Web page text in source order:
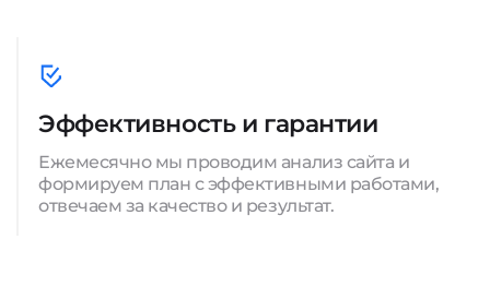
Эффективность и гарантии
Ежемесячно мы проводим анализ сайта и
формируем план с эффективными работами,
отвечаем за качество и результат.